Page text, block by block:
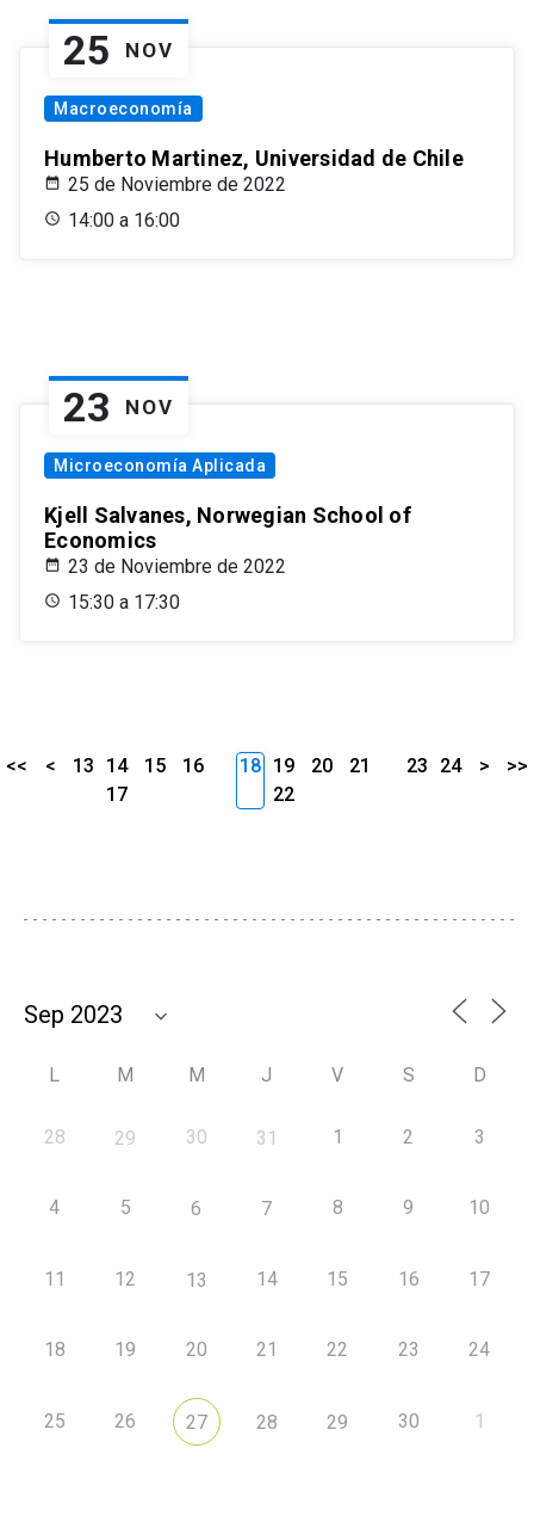
25 NOV
Macroeconomía
Humberto Martinez, Universidad de Chile
25 de Noviembre de 2022
14:00 a 16:00
23 NOV
Microeconomía Aplicada
Kjell Salvanes, Norwegian School of
Economics
23 de Noviembre de 2022
15:30 a 17:30
<< < 13 14 15
16
17
18 19 20
21
22
23 24 > >>
L M M J V S D
28 29 30 31 1 2 3
4 5 6 7 8 9 10
11 12 13 14 15 16 17
18 19 20 21 22 23 24
25 26 27 28 29 30 1